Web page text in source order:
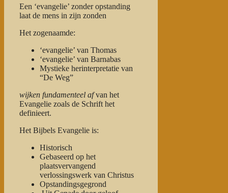
Een ‘evangelie’ zonder opstanding
laat de mens in zijn zonden
Het zogenaamde:
‘evangelie’ van Thomas
‘evangelie’ van Barnabas
Mystieke herinterpretatie van
“De Weg”
wijken fundamenteel afvan het
Evangelie zoals de Schrift het
definieert.
Het Bijbels Evangelie is:
Historisch
Gebaseerd op het
plaatsvervangend
verlossingswerk van Christus
Opstandingsgegrond